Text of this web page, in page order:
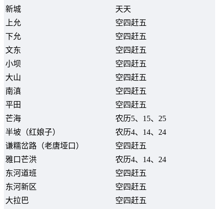
新城
天天
上允
空四赶五
下允
空四赶五
文东
空四赶五
小坝
空四赶五
大山
空四赶五
南滇
空四赶五
平田
空四赶五
芒海
农历5、15、25
半坡（红娘子）
农历4、14、24
谦糯岔路（老唐垭口）
空四赶五
雅口芒洪
农历4、14、24
东河道班
空四赶五
东河新区
空四赶五
大拉巴
空四赶五